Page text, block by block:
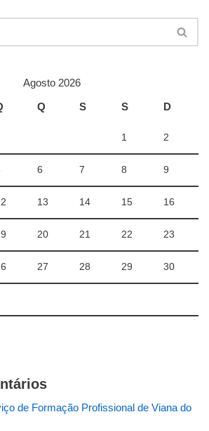
Agosto 2026
Q S S D
1 2
6 7 8 9
13 14 15 16
20 21 22 23
27 28 29 30
de Formação Profissional de Viana do